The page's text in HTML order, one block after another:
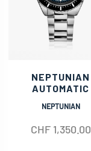
NEPTUNIAN
AUTOMATIC
NEPTUNIAN
CHF1,350.00